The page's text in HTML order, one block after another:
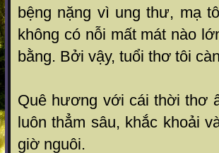
bệng nặng vì ung thư, mạ
không có nỗi mất mát nào
bằng. Bởi vậy, tuổi thơ tôi
Quê hương với cái thời thơ
luôn thẳm sâu, khắc khoải
giờ nguôi.